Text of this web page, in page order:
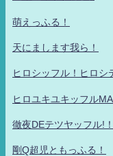
萌えっふる！
天にまします我ら！
ヒロシッフル！ヒロシ
ヒロユキユキッフル
徹夜DEテツヤッフル!
剛Q超児ともっふる！